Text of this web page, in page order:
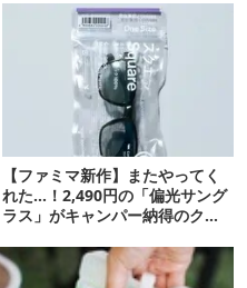
【ファミマ新作】またやってく
れた…！2,490円の「偏光サング
ラス」がキャンパー納得のクオ